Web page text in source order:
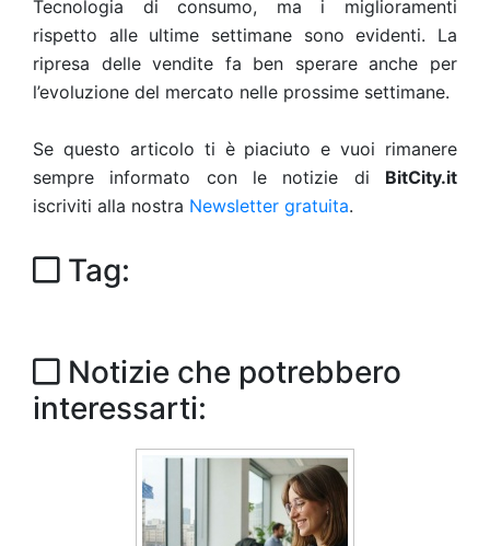
Tecnologia di consumo, ma i miglioramenti
rispetto alle ultime settimane sono evidenti. La
ripresa delle vendite fa ben sperare anche per
l’evoluzione del mercato nelle prossime settimane.
Se questo articolo ti è piaciuto e vuoi rimanere
sempre informato con le notizie di BitCity.it
iscriviti alla nostra Newsletter gratuita.
Tag:
Notizie che potrebbero
interessarti: